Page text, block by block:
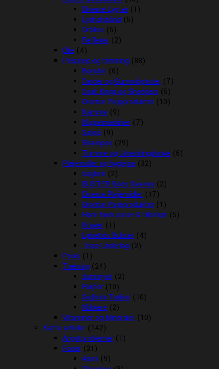
Diverse Lygter (1)
Lyshalsbånd (5)
Orbiloc (5)
Reflexer (2)
Olie (4)
Pelspleje og trimning (88)
Børster (6)
Carder og Gummibørster (7)
Coat Kings og Shedders (5)
Diverse Plejeprodukter (10)
Kamme (9)
Klippemaskiner (7)
Sakse (9)
Shampoo (29)
Trimme og Udredningsknive (6)
Plejemidler og hygiejne (32)
bagben (2)
BUSTER Body Sleeves (2)
Diverse Plejemidler (17)
Diverse Plejeprodukter (1)
Høm høm poser & tilbehør (5)
Kraver (1)
Løbetids Bukser (4)
Tisse Underlag (2)
Pools (1)
Træning (24)
dummyer (2)
Fløjter (10)
Godbids Tasker (10)
Klikkere (2)
Vitaminer og Mineraler (10)
Katte artikler (142)
Angstproblemer (1)
Foder (21)
Arion (9)